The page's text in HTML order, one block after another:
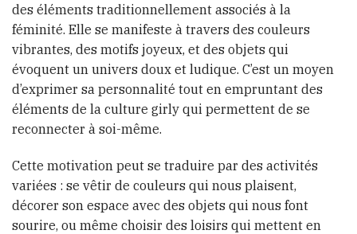
des éléments traditionnellement associés à la
féminité. Elle se manifeste à travers des couleurs
vibrantes, des motifs joyeux, et des objets qui
évoquent un univers doux et ludique. C’est un moyen
d’exprimer sa personnalité tout en empruntant des
éléments de la culture girly qui permettent de se
reconnecter à soi-même.
Cette motivation peut se traduire par des activités
variées : se vêtir de couleurs qui nous plaisent,
décorer son espace avec des objets qui nous font
sourire, ou même choisir des loisirs qui mettent en